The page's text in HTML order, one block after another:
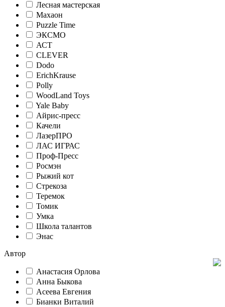
Лесная мастерская
Махаон
Puzzle Time
ЭКСМО
АСТ
CLEVER
Dodo
ErichKrause
Polly
WoodLand Toys
Yale Baby
Айрис-пресс
Качели
ЛазерПРО
ЛАС ИГРАС
Проф-Пресс
Росмэн
Рыжий кот
Стрекоза
Теремок
Томик
Умка
Школа талантов
Энас
Автор
Анастасия Орлова
Анна Быкова
Асеева Евгения
Бианки Виталий